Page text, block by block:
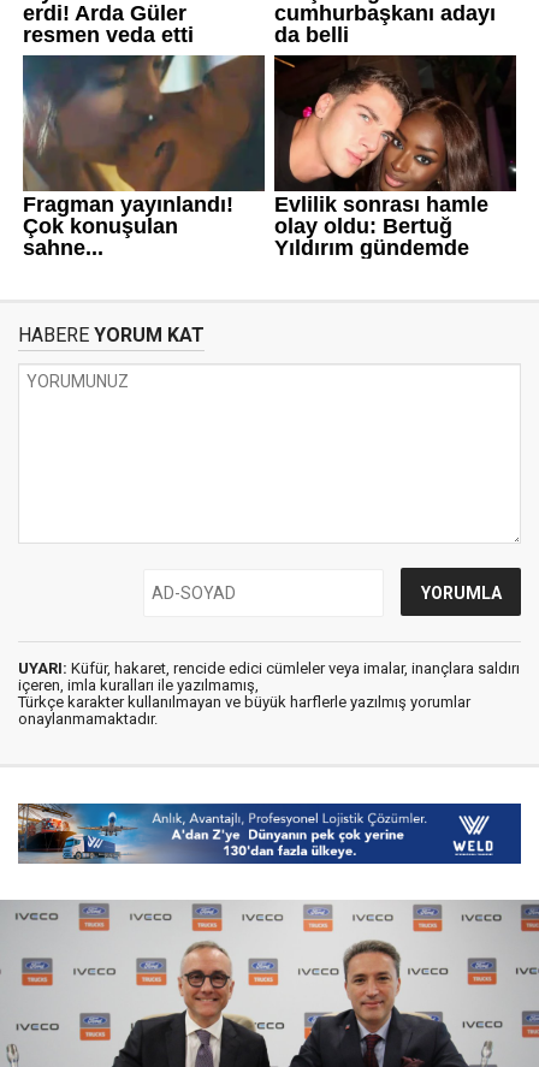
HABERE YORUM KAT
UYARI: Küfür, hakaret, rencide edici cümleler veya imalar, inançlara saldırı
içeren, imla kuralları ile yazılmamış,
Türkçe karakter kullanılmayan ve büyük harflerle yazılmış yorumlar
onaylanmamaktadır.